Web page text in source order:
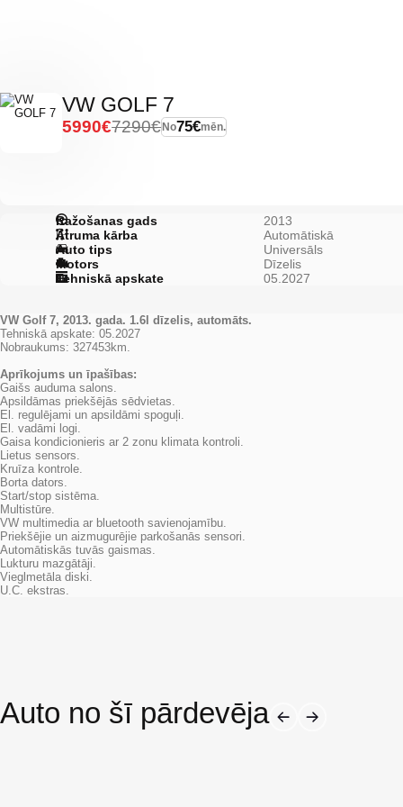
VW GOLF 7
No75€mēn.
7290€
5990€
Ražošanas gads
2013
Ātruma kārba
Automātiskā
Auto tips
Universāls
Motors
Dīzelis
Tehniskā apskate
05.2027
VW Golf 7, 2013. gada. 1.6l dīzelis, automāts.
Tehniskā apskate: 05.2027
Nobraukums: 327453km.
Aprīkojums un īpašības:
Gaišs auduma salons.
Apsildāmas priekšējās sēdvietas.
El. regulējami un apsildāmi spoguļi.
El. vadāmi logi.
Gaisa kondicionieris ar 2 zonu klimata kontroli.
Lietus sensors.
Kruīza kontrole.
Borta dators.
Start/stop sistēma.
Multistūre.
VW multimedia ar bluetooth savienojamību.
Priekšējie un aizmugurējie parkošanās sensori.
Automātiskās tuvās gaismas.
Lukturu mazgātāji.
Vieglmetāla diski.
U.C. ekstras.
Auto no šī pārdevēja